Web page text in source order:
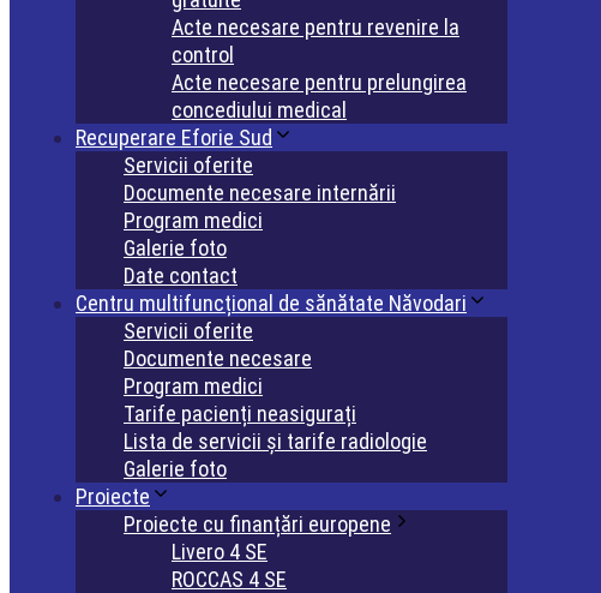
Acte necesare pentru revenire la
control
Acte necesare pentru prelungirea
concediului medical
Recuperare Eforie Sud
Servicii oferite
Documente necesare internării
Program medici
Galerie foto
Date contact
Centru multifuncțional de sănătate Năvodari
Servicii oferite
Documente necesare
Program medici
Tarife pacienți neasigurați
Lista de servicii și tarife radiologie
Galerie foto
Proiecte
Proiecte cu finanțări europene
Livero 4 SE
ROCCAS 4 SE